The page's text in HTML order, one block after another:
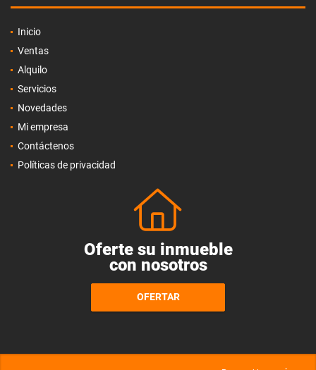
Inicio
Ventas
Alquilo
Servicios
Novedades
Mi empresa
Contáctenos
Políticas de privacidad
Oferte su inmueble
con nosotros
OFERTAR